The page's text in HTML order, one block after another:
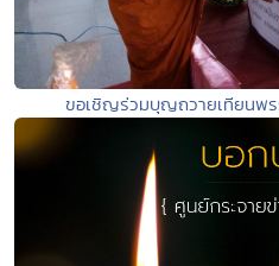
ขอเชิญร่วมบุญถวายเทียนพ